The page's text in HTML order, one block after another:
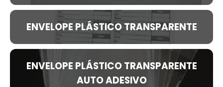
ENVELOPE PLÁSTICO TRANSPARENTE
ENVELOPE PLÁSTICO TRANSPARENTE
AUTO ADESIVO